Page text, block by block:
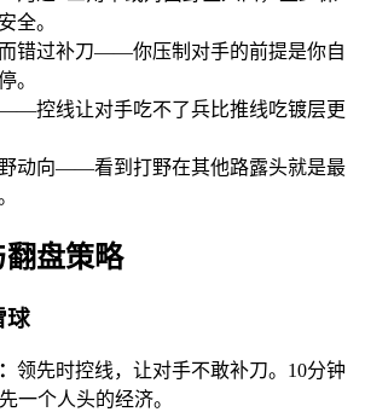
全。
错过补刀——你压制对手的前提是你自
。
控线让对手吃不了兵比推线吃镀层更
动向——看到打野在其他路露头就是最
盘策略
球
领先时控线，让对手不敢补刀。10分钟
一个人头的经济。